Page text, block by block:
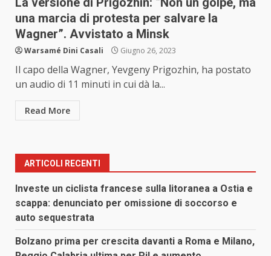
una marcia di protesta per salvare la
Wagner”. Avvistato a Minsk
Warsamé Dini Casali Giugno 26, 2023
Il capo della Wagner, Yevgeny Prigozhin, ha postato
un audio di 11 minuti in cui dà la...
Read More
ARTICOLI RECENTI
Investe un ciclista francese sulla litoranea a Ostia e
scappa: denunciato per omissione di soccorso e
auto sequestrata
Bolzano prima per crescita davanti a Roma e Milano,